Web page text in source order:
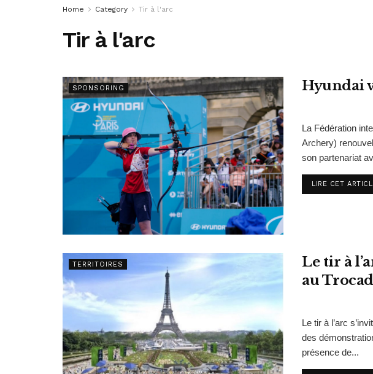
Home Category Tir à l'arc
Tir à l'arc
SPONSORING Hyundai
La Fédération
Archery)
son partenariat
LIRE CET
TERRITOIRES
Le tir à
au
Le tir à l’arc
des
présence de...